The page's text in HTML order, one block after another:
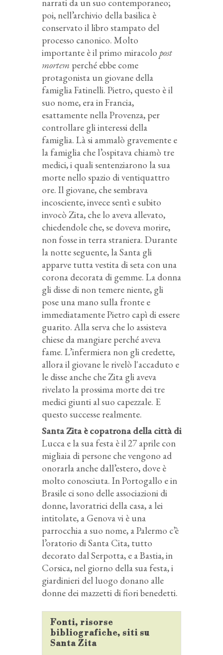
narrati da un suo contemporaneo;
poi, nell’archivio della basilica è
conservato il libro stampato del
processo canonico. Molto
importante è il primo miracolo post
mortem perché ebbe come
protagonista un giovane della
famiglia Fatinelli. Pietro, questo è il
suo nome, era in Francia,
esattamente nella Provenza, per
controllare gli interessi della
famiglia. Là si ammalò gravemente e
la famiglia che l’ospitava chiamò tre
medici, i quali sentenziarono la sua
morte nello spazio di ventiquattro
ore. Il giovane, che sembrava
incosciente, invece sentì e subito
invocò Zita, che lo aveva allevato,
chiedendole che, se doveva morire,
non fosse in terra straniera. Durante
la notte seguente, la Santa gli
apparve tutta vestita di seta con una
corona decorata di gemme. La donna
gli disse di non temere niente, gli
pose una mano sulla fronte e
immediatamente Pietro capì di essere
guarito. Alla serva che lo assisteva
chiese da mangiare perché aveva
fame. L’infermiera non gli credette,
allora il giovane le rivelò l'accaduto e
le disse anche che Zita gli aveva
rivelato la prossima morte dei tre
medici giunti al suo capezzale. E
questo successe realmente.
Santa Zita è copatrona della città di
Lucca e la sua festa è il 27 aprile con
migliaia di persone che vengono ad
onorarla anche dall’estero, dove è
molto conosciuta. In Portogallo e in
Brasile ci sono delle associazioni di
donne, lavoratrici della casa, a lei
intitolate, a Genova vi è una
parrocchia a suo nome, a Palermo c’è
l’oratorio di Santa Cita, tutto
decorato dal Serpotta, e a Bastia, in
Corsica, nel giorno della sua festa, i
giardinieri del luogo donano alle
donne dei mazzetti di fiori benedetti.
Fonti, risorse
bibliografiche, siti su
Santa Zita